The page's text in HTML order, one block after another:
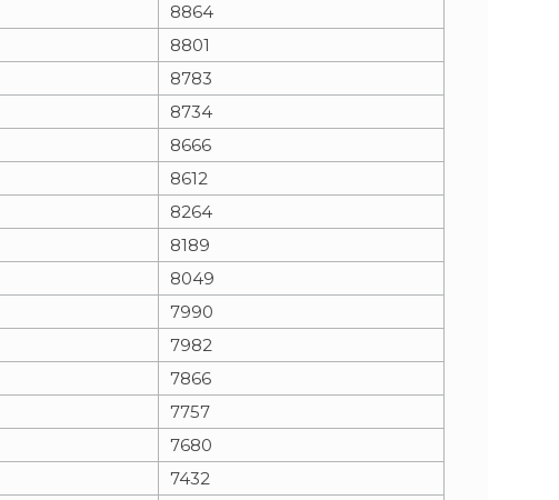
8864
8801
8783
8734
8666
8612
8264
8189
8049
7990
7982
7866
7757
7680
7432